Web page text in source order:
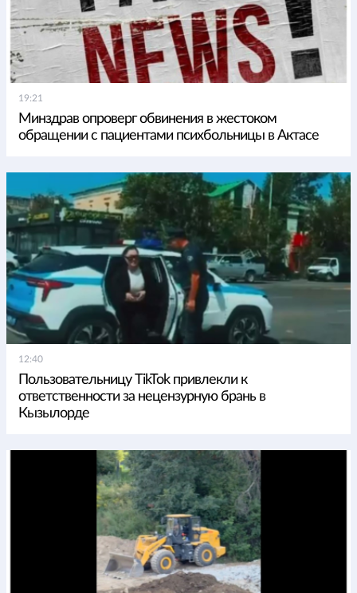
19:21
Минздрав опроверг обвинения в жестоком
обращении с пациентами психбольницы в Актасе
12:40
Пользовательницу TikTok привлекли к
ответственности за нецензурную брань в
Кызылорде